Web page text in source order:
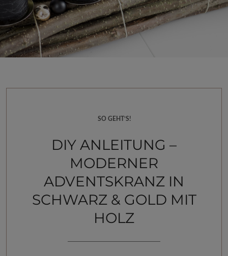
SO GEHT’S!
DIY ANLEITUNG –
MODERNER
ADVENTSKRANZ IN
SCHWARZ & GOLD MIT
HOLZ